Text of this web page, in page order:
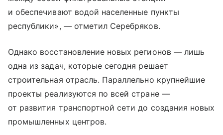
и обеспечивают водой населенные пункты
республики», — отметил Серебряков.
Однако восстановление новых регионов — лишь
одна из задач, которые сегодня решает
строительная отрасль. Параллельно крупнейшие
проекты реализуются по всей стране —
от развития транспортной сети до создания новых
промышленных центров.